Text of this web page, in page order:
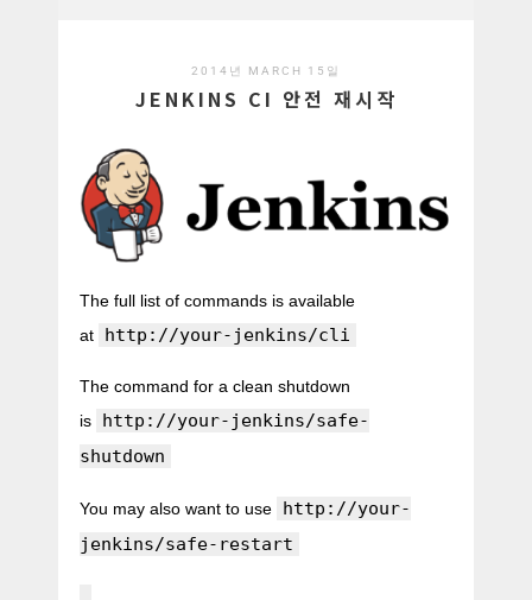
2014년 MARCH 15일
JENKINS CI 안전 재시작
The full list of commands is available
at
http://your-jenkins/cli
The command for a clean shutdown
is
http://your-jenkins/safe-
shutdown
You may also want to use
http://your-
jenkins/safe-restart